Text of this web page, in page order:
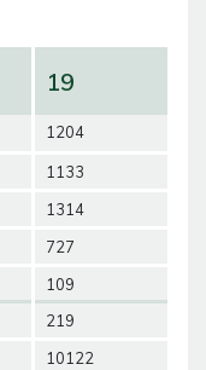
19
1204
1133
1314
727
109
219
10122